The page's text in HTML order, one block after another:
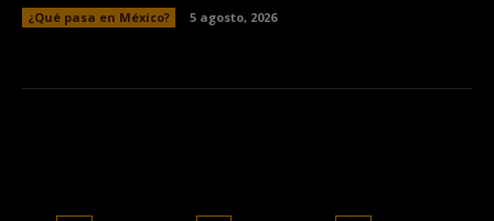
¿Qué pasa en México? 5 agosto, 2026